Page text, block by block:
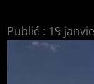
Publié : 19